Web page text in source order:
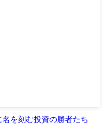
を刻む投資の勝者たち